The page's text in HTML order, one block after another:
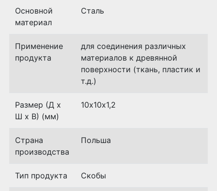
Основной
материал
Сталь
Применение
продукта
для соединения различных
материалов к древянной
поверхности (ткань, пластик и
т.д.)
Размер (Д х
Ш х В) (мм)
10х10х1,2
Страна
производства
Польша
Тип продукта Скобы